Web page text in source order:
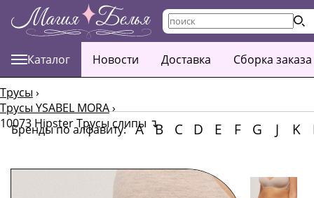
Каталог Новости Доставка Сборка заказа
Трусы ›
Трусы YSABEL MORA›
10073 Hipster Трусы слипы ↴
Бренды по алфавиту: A B C D E F G J K